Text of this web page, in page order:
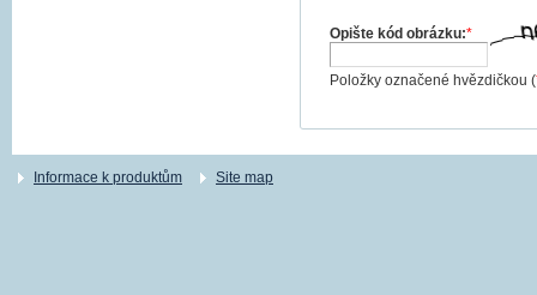
Opište kód obrázku:*
Položky označené hvězdičkou (
Informace k produktům Site map